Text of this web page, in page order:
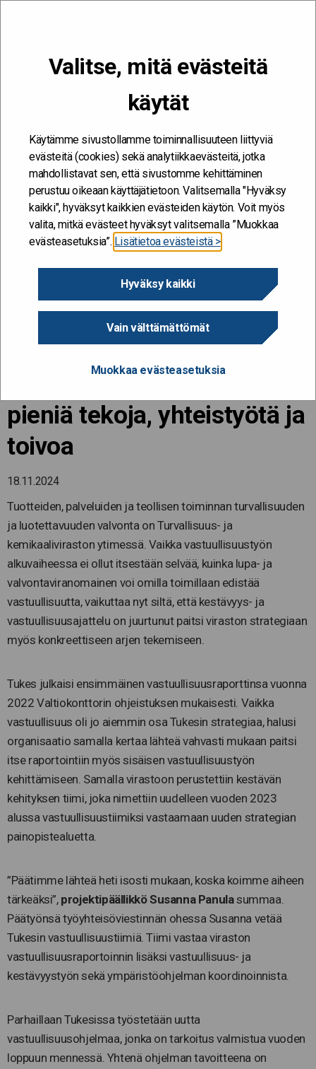
Valitse, mitä evästeitä
käytät
Käytämme sivustollamme toiminnallisuuteen liittyviä
evästeitä (cookies) sekä analytiikkaevästeitä, jotka
mahdollistavat sen, että sivustomme kehittäminen
perustuu oikeaan käyttäjätietoon. Valitsemalla "Hyväksy
kaikki", hyväksyt kaikkien evästeiden käytön. Voit myös
valita, mitkä evästeet hyväksyt valitsemalla ”Muokkaa
evästeasetuksia”. Lisätietoa evästeistä >
Hyväksy kaikki
Vain välttämättömät
Muokkaa evästeasetuksia
Kehitän ja kehityn #töissäSuomelle
Turvallisuus- ja kemikaalivirastossa vastuullisuus on
arjen pieniä tekoja, yhteistyötä ja toivoa
Turvallisuus- ja
kemikaalivirastossa
vastuullisuus on arjen
pieniä tekoja, yhteistyötä ja
toivoa
18.11.2024
Tuotteiden, palveluiden ja teollisen toiminnan turvallisuuden
ja luotettavuuden valvonta on Turvallisuus- ja
kemikaaliviraston ytimessä. Vaikka vastuullisuustyön
alkuvaiheessa ei ollut itsestään selvää, kuinka lupa- ja
valvontaviranomainen voi omilla toimillaan edistää
vastuullisuutta, vaikuttaa nyt siltä, että kestävyys- ja
vastuullisuusajattelu on juurtunut paitsi viraston strategiaan
myös konkreettiseen arjen tekemiseen.
Tukes julkaisi ensimmäinen vastuullisuusraporttinsa vuonna
2022 Valtiokonttorin ohjeistuksen mukaisesti. Vaikka
vastuullisuus oli jo aiemmin osa Tukesin strategiaa, halusi
organisaatio samalla kertaa lähteä vahvasti mukaan paitsi
itse raportointiin myös sisäisen vastuullisuustyön
kehittämiseen. Samalla virastoon perustettiin kestävän
kehityksen tiimi, joka nimettiin uudelleen vuoden 2023
alussa vastuullisuustiimiksi vastaamaan uuden strategian
painopistealuetta.
”Päätimme lähteä heti isosti mukaan, koska koimme aiheen
tärkeäksi”, projektipäällikkö Susanna Panulasummaa.
Päätyönsä työyhteisöviestinnän ohessa Susanna vetää
Tukesin vastuullisuustiimiä. Tiimi vastaa viraston
vastuullisuusraportoinnin lisäksi vastuullisuus- ja
kestävyystyön sekä ympäristöohjelman koordinoinnista.
Parhaillaan Tukesissa työstetään uutta
vastuullisuusohjelmaa, jonka on tarkoitus valmistua vuoden
loppuun mennessä. Yhtenä ohjelman tavoitteena on